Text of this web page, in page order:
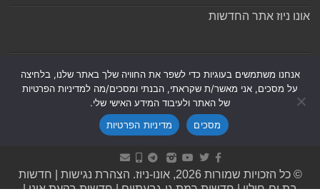
אונו ניוז אתר החדשות
© כל הזכויות שמורות 2026, אונו-ניוז. הצהרת נגישות
חדשות
בת ים-חולון|חדשות רמת גן-גבעתיים|חדשות בקעת אונו|
אנחנו משתמשים בעוגיות כדי לשפר את החוויה שלך באתר שלנו, בלחיצה
על מסכים, אני מאשר/ת שקראתי, הבנתי ומסכים/מה למדיניות הפרטיות
של האתר ולעיבוד המידע האישי שלי.
מסכים
מדיניות הפרטיות